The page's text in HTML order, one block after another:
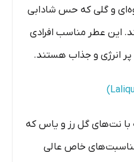
و گلی که حس شادابی
این عطر مناسب افرادی
انرژی و جذاب هستند.
با نت‌های گل رز و یاس که
مناسبت‌های خاص عالی